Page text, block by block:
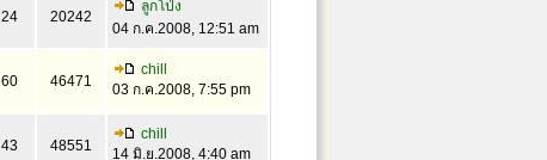
24 20242
ลูกโป่ง
04 ก.ค.2008, 12:51 am
60 46471
chill
03 ก.ค.2008, 7:55 pm
43 48551
chill
14 มิ.ย.2008, 4:40 am